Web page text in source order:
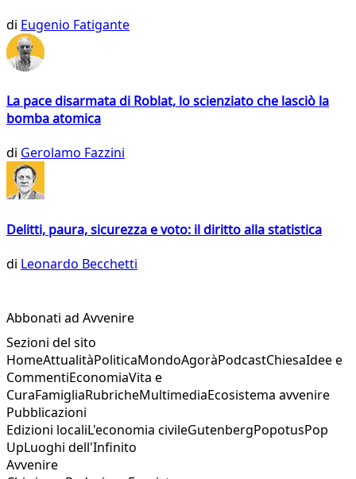
di Eugenio Fatigante
La pace disarmata di Roblat, lo scienziato che lasciò la
bomba atomica
di Gerolamo Fazzini
Delitti, paura, sicurezza e voto: il diritto alla statistica
di Leonardo Becchetti
Abbonati ad Avvenire
Sezioni del sito
HomeAttualitàPoliticaMondoAgoràPodcastChiesaIdee e
CommentiEconomiaVita e
CuraFamigliaRubricheMultimediaEcosistema avvenire
Pubblicazioni
Edizioni localiL'economia civileGutenbergPopotusPop
UpLuoghi dell'Infinito
Avvenire